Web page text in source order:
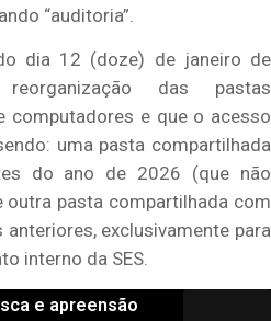
“auditoria”.
dia 12 (doze) de janeiro de
das pastas
computadores e que o acesso
uma pasta compartilhada
do ano de 2026 (que não
outra pasta compartilhada com
exclusivamente para
interno da SES.
e apreensão